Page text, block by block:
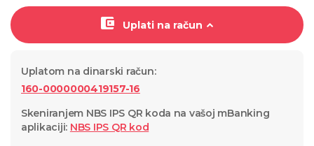
Uplati na račun
Uplatom na dinarski račun:
160-0000000419157-16
Skeniranjem NBS IPS QR koda na vašoj mBanking
aplikaciji: NBS IPS QR kod